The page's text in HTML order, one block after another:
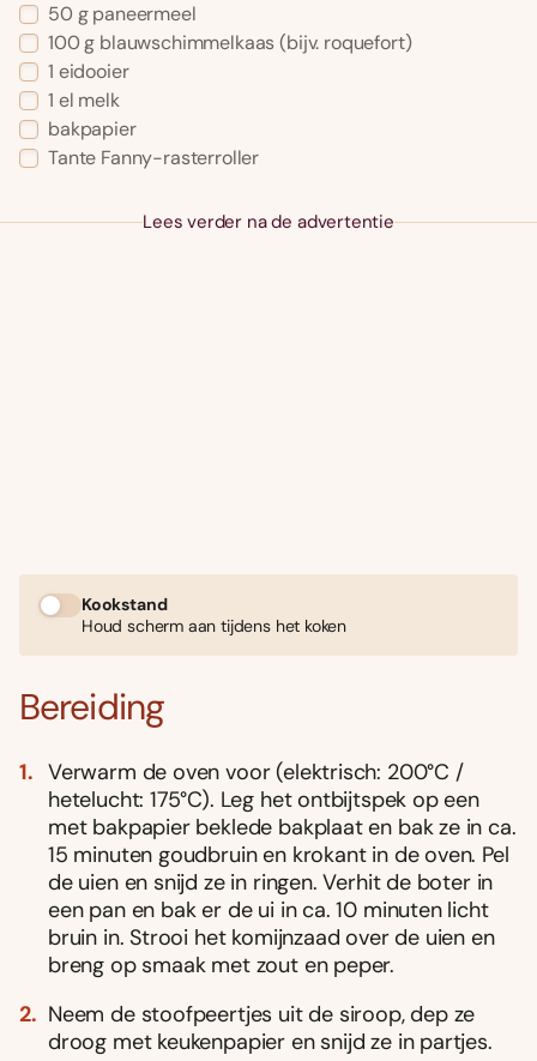
50 g paneermeel
100 g blauwschimmelkaas (bijv. roquefort)
1 eidooier
1 el melk
bakpapier
Tante Fanny-rasterroller
Lees verder na de advertentie
Kookstand
Houd scherm aan tijdens het koken
Bereiding
Verwarm de oven voor (elektrisch: 200°C /
hetelucht: 175°C). Leg het ontbijtspek op een
met bakpapier beklede bakplaat en bak ze in ca.
15 minuten goudbruin en krokant in de oven. Pel
de uien en snijd ze in ringen. Verhit de boter in
een pan en bak er de ui in ca. 10 minuten licht
bruin in. Strooi het komijnzaad over de uien en
breng op smaak met zout en peper.
Neem de stoofpeertjes uit de siroop, dep ze
droog met keukenpapier en snijd ze in partjes.